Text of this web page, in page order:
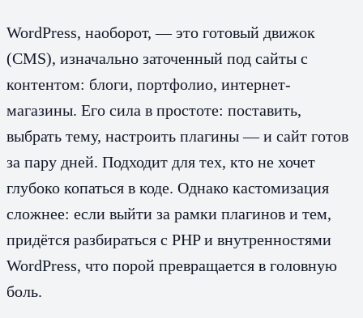
WordPress, наоборот, — это готовый движок
(CMS), изначально заточенный под сайты с
контентом: блоги, портфолио, интернет-
магазины. Его сила в простоте: поставить,
выбрать тему, настроить плагины — и сайт готов
за пару дней. Подходит для тех, кто не хочет
глубоко копаться в коде. Однако кастомизация
сложнее: если выйти за рамки плагинов и тем,
придётся разбираться с PHP и внутренностями
WordPress, что порой превращается в головную
боль.